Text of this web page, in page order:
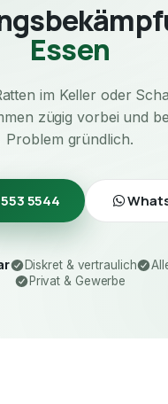
Essen
im Keller oder
zügig vorbei und
Problem gründlich.
5544
Diskret & vertraulich
Privat & Gewerbe